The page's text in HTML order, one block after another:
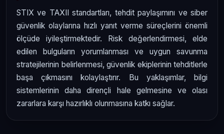
STIX ve TAXII standartları, tehdit paylaşımını ve siber
güvenlik olaylarına hızlı yanıt verme süreçlerini önemli
ölçüde iyileştirmektedir. Risk değerlendirmesi, elde
edilen bulguların yorumlanması ve uygun savunma
stratejilerinin belirlenmesi, güvenlik ekiplerinin tehditlerle
başa çıkmasını kolaylaştırır. Bu yaklaşımlar, bilgi
sistemlerinin daha dirençli hale gelmesine ve olası
zararlara karşı hazırlıklı olunmasına katkı sağlar.